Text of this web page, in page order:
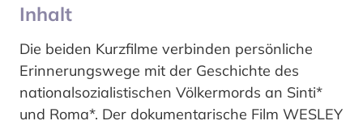
Inhalt
Die beiden Kurzfilme verbinden persönliche
Erinnerungswege mit der Geschichte des
nationalsozialistischen Völkermords an Sinti*
und Roma*. Der dokumentarische Film WESLEY